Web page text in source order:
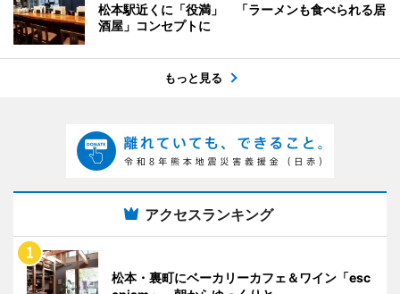
松本駅近くに「役満」 「ラーメンも食べられる居
酒屋」コンセプトに
もっと見る
アクセスランキング
松本・裏町にベーカリーカフェ＆ワイン「esc